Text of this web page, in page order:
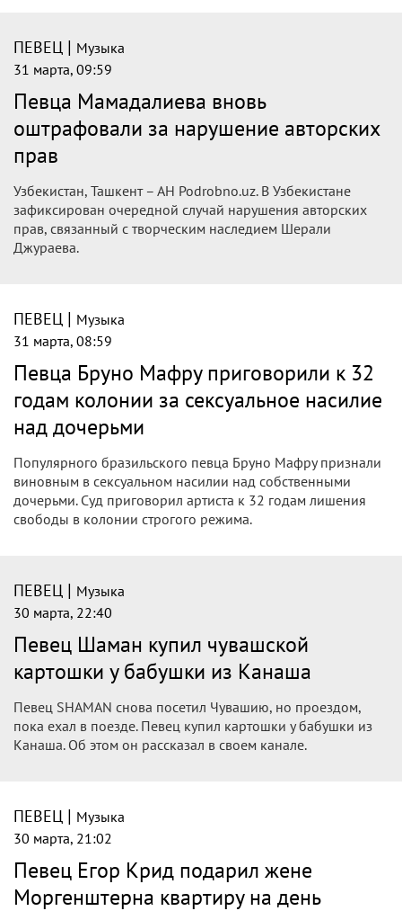
сохранила билет на его концерт в 1997 году. Об этом
сообщает Телеграм-канал "Проспекта Мира".
ПЕВЕЦ|Музыка
31 марта, 13:25
Певец Jony отложил концерты из‑за
проблем с голосом
Внезапное ухудшение состояния востребованного
ПЕВЕЦ| Музыка
31 марта, 11:34
Певец Джони лишился голоса и
отменил частные выступления
Певец Джони (Джахид Гусейнли) отменил частные
концерты до середины апреля из-за потери голоса на
выступлении в Минске.
ПЕВЕЦ | Музыка
31 марта, 09:59
Певца Мамадалиева вновь
оштрафовали за нарушение авторских
прав
Узбекистан, Ташкент – АН Podrobno.uz. В Узбекистане
ПЕВЕЦ| Музыка
31 марта, 08:59